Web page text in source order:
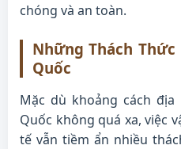
chóng và an toàn.
Những Thách
Quốc
Mặc dù khoảng cách
Quốc không quá xa, việc
tế vẫn tiềm ẩn nhiều